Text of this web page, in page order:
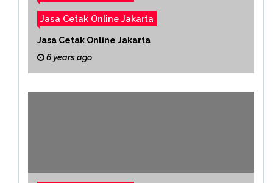
Jasa Cetak Online Jakarta
Jasa Cetak Online Jakarta
6 years ago